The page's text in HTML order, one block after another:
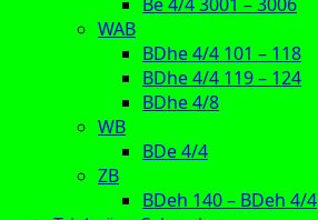
WAB
BDhe 4/4 101 – 118
BDhe 4/4 119 – 124
BDhe 4/8
WB
BDe 4/4
ZB
BDeh 140 – BDeh 4/4